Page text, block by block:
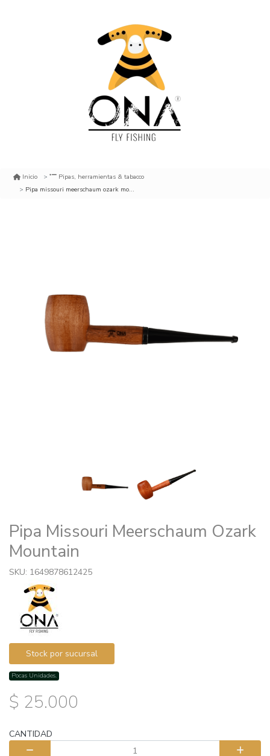
Inicio
Pipas, herramientas & tabacco
Pipa missouri meerschaum ozark mountain
Pipa Missouri Meerschaum Ozark
Mountain
SKU: 1649878612425
Stock por sucursal
Pocas Unidades.
$ 25.000
CANTIDAD